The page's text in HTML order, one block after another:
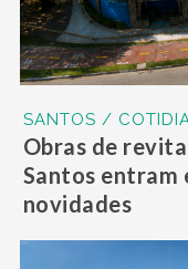
SANTOS /
Obras de
Santos entram
novidades